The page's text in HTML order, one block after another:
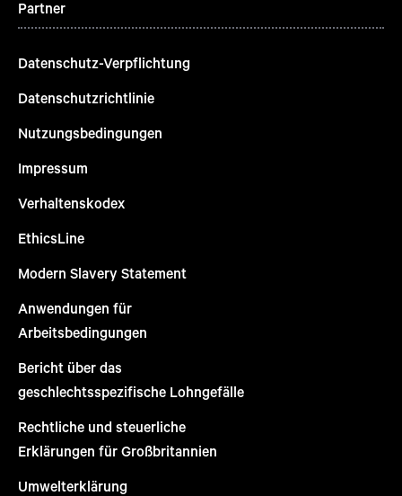
Partner
Datenschutz-Verpflichtung
Datenschutzrichtlinie
Nutzungsbedingungen
Impressum
Verhaltenskodex
EthicsLine
Modern Slavery Statement
Anwendungen für
Arbeitsbedingungen
Bericht über das
geschlechtsspezifische Lohngefälle
Rechtliche und steuerliche
Erklärungen für Großbritannien
Umwelterklärung